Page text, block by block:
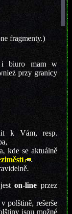
fragmenty.)
i biuro mam w
przy granicy
k Vám, resp.
kde se aktuálně
.
jeston-line przez
polštině, rešerše
jsou možné